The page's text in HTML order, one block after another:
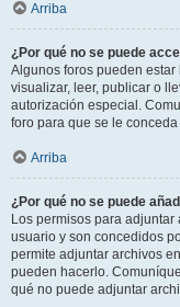
Arriba
¿Por qué no se puede
Algunos foros pueden
visualizar, leer, publicar o
autorización especial.
foro para que se le
Arriba
¿Por qué no se puede
Los permisos para
usuario y son concedidos
permite adjuntar archivos
pueden hacerlo.
qué no puede adjuntar